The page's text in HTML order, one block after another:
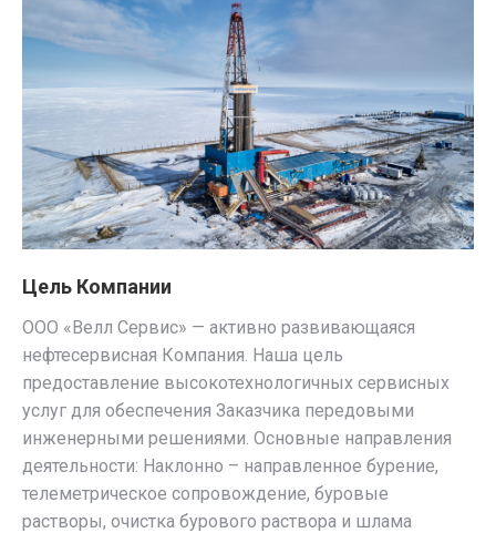
Цель Компании
ООО «Велл Сервис» — активно развивающаяся
нефтесервисная Компания. Наша цель
предоставление высокотехнологичных сервисных
услуг для обеспечения Заказчика передовыми
инженерными решениями. Основные направления
деятельности: Наклонно – направленное бурение,
телеметрическое сопровождение, буровые
растворы, очистка бурового раствора и шлама